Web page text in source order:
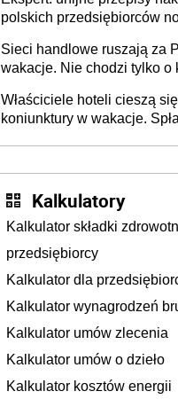
polskich przedsiębiorców
Sieci handlowe ruszają za
wakacje. Nie chodzi tylko o
tam, gdzie wielu spędzi
Właściciele hoteli cieszą
koniunktury w wakacje.
Kalkulatory
Kalkulator składki
przedsiębiorcy
Kalkulator dla
Kalkulator wynagrodzeń
Kalkulator umów zlecenia
Kalkulator umów o dzieło
Kalkulator kosztów energii